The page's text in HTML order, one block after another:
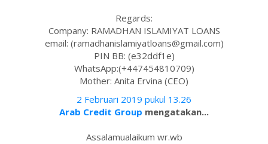
Regards:
Company: RAMADHAN ISLAMIYAT LOANS
email: (ramadhanislamiyatloans@gmail.com)
PIN BB: (e32ddf1e)
WhatsApp:(+447454810709)
Mother: Anita Ervina (CEO)
2 Februari 2019 pukul 13.26
Arab Credit Group mengatakan...
Assalamualaikum wr.wb